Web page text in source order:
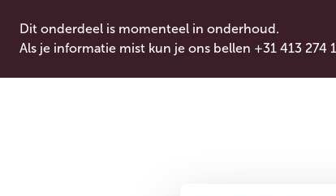
Dit onderdeel is momenteel in onderhoud.
Als je informatie mist kun je ons bellen +31 413 274